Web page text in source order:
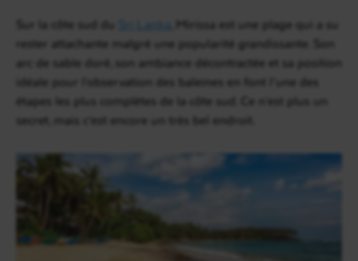
Sur la côte sud du Sri Lanka , Mirissa est une plage qui a su
rester attachante malgré une popularité grandissante. Son
arc de sable doré, son ambiance décontractée et sa position
idéale pour l’observation des baleines en font l’une des
étapes les plus complètes de la côte sud. Ce n’est plus un
secret, mais c’est encore un très bel endroit.